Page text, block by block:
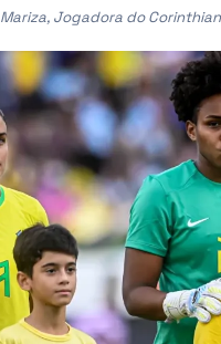
Mariza, Jogadora do